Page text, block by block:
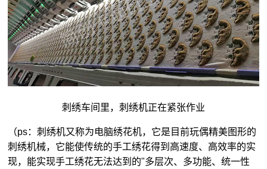
刺绣车间里，刺绣机正在紧张作业
（ps：刺绣机又称为电脑绣花机，它是目前玩偶精美图形的
刺绣机械，它能使传统的手工绣花得到高速度、高效率的实
现，能实现手工绣花无法达到的"多层次、多功能、统一性